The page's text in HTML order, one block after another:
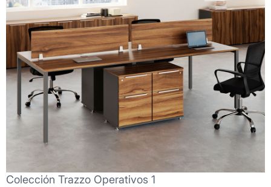
Colección Trazzo Operativos 1